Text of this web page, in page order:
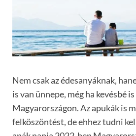
Nem csak az édesanyáknak,
is van ünnepe, még ha kevésbé
Magyarországon. Az apukák is
felköszöntést, de ehhez tudni